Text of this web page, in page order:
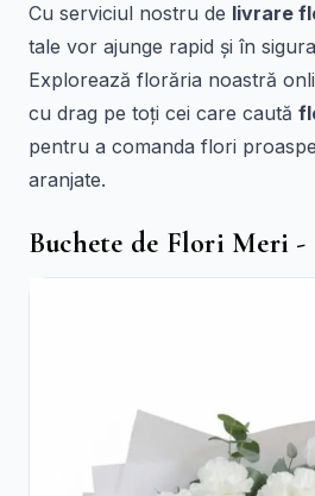
Cu serviciul nostru de livrare
tale vor ajunge rapid și în
Explorează florăria noastră
cu drag pe toți cei care caută
pentru a comanda flori
aranjate.
Buchete de Flori Meri -